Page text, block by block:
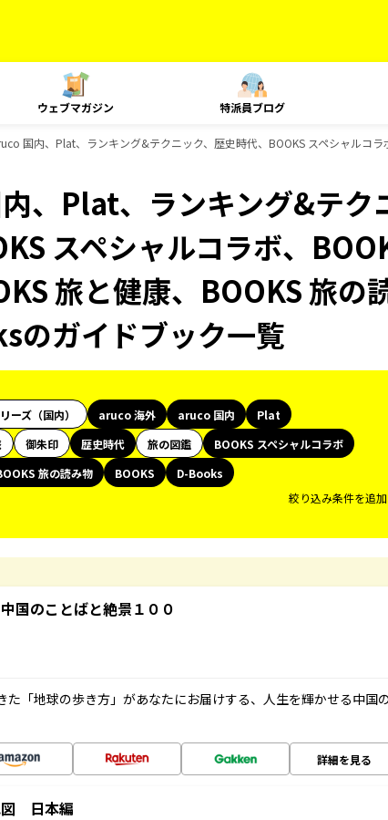
ウェブマガジン 特派員ブログ
国内、Plat、ランキング&テクニック、歴史時代、BOOKS スペシャルコ
、Plat、ランキング&テク
スペシャルコラボ、
旅と健康、BOOKS 旅の
のガイドブック一覧
ーズ（国内） aruco 海外 aruco 国内
Plat
御朱印 歴史時代 旅の図鑑
BOOKS スペシャルコラボ
旅の読み物 BOOKS
D-Books
絞り込み条件を追加
国のことばと絶景１００
た「地球の歩き方」があなたにお届けする、人生を輝かせる中国
詳細を見る
日本編